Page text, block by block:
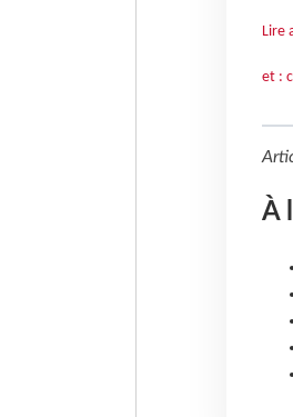
Lire
et :
À